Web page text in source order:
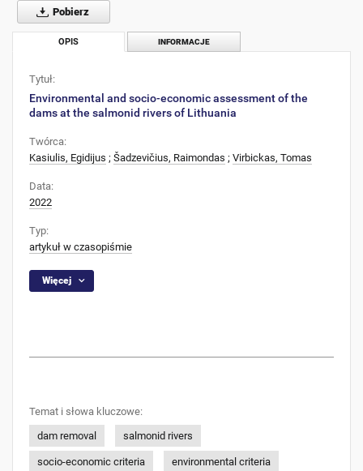
Pobierz
OPIS INFORMACJE
Tytuł:
Environmental and socio-economic assessment of the
dams at the salmonid rivers of Lithuania
Twórca:
Kasiulis, Egidijus ; Šadzevičius, Raimondas ; Virbickas, Tomas
Data:
2022
Typ:
artykuł w czasopiśmie
Więcej
Temat i słowa kluczowe:
dam removal
salmonid rivers
socio-economic criteria environmental criteria